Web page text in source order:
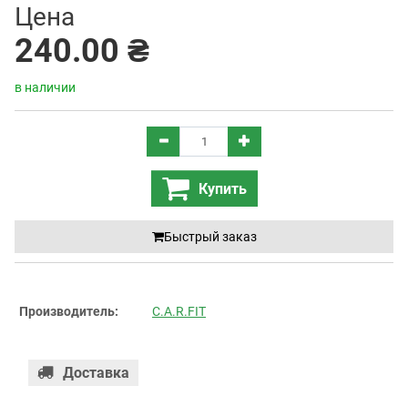
Цена
240.00 ₴
в наличии
Купить
Быстрый заказ
Производитель: C.A.R.FIT
Доставка